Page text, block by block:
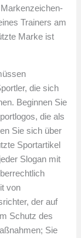
Trainers am
Marke ist
die sich
Beginnen Sie
die als
Sie sich über
Sportartikel
Slogan mit
von
der auf
Schutz des
Sie